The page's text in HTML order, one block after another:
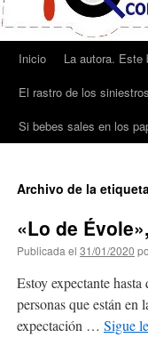
Saltar
contenido
Inicio La autora. Este
El rastro de los siniestros
Si bebes sales en los
Archivo de la
«Lo de
Publicada el 31/01/2020
Estoy expectante
personas que están
expectación … Sigue